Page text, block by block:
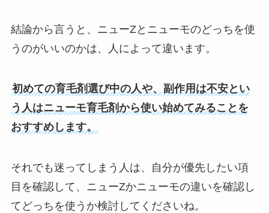
結論から言うと、ニューZとニューモのどっちを使
うのがいいのかは、人によって違います。
初めての育毛剤選び中の人や、副作用は不安とい
う人はニューモ育毛剤から使い始めてみることを
おすすめします。
それでも迷ってしまう人は、自分が優先したい項
目を確認して、ニューZかニューモの違いを確認し
てどっちを使うか検討してくださいね。